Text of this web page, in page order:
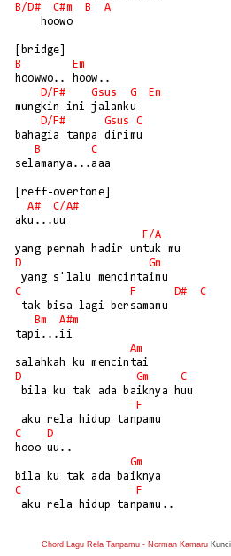
B/ D# C#m B
A
B
Em
hoowwo.. hoow..
D/ F# Gsus G
Em
mungkin ini jalanku
D/ F# Gsus
C
bahagia tanpa dirimu
B
C
selamanya...aaa
[reff-overtone]
A#
C/A#
aku...uu
F/A
D
Gm
C
F D#
C
Bm
A#m
tapi...ii
Am
D
Gm
C
F
C
D
hooo uu..
Gm
C
F
aku rela hidup tanpamu..
Chord Lagu Rela Tanpamu - Norman Kamaru